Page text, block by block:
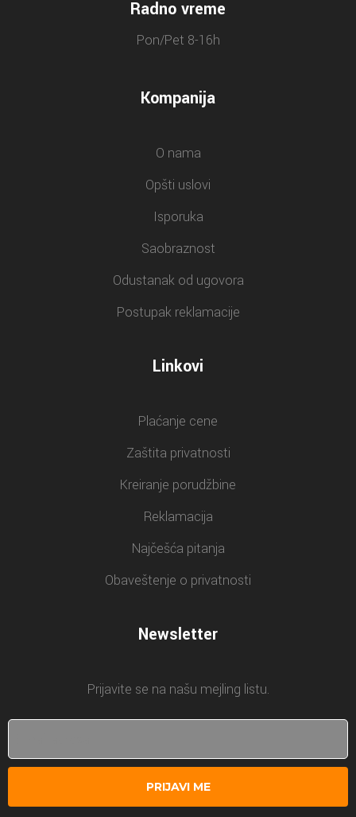
Radno vreme
Pon/Pet 8-16h
Kompanija
O nama
Opšti uslovi
Isporuka
Saobraznost
Odustanak od ugovora
Postupak reklamacije
Linkovi
Plaćanje cene
Zaštita privatnosti
Kreiranje porudžbine
Reklamacija
Najčešća pitanja
Obaveštenje o privatnosti
Newsletter
Prijavite se na našu mejling listu.
PRIJAVI ME